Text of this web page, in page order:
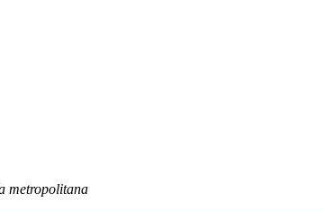
metropolitana